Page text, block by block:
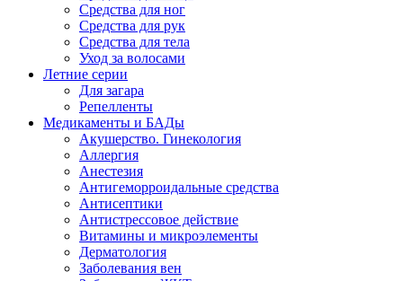
Средства для ног
Средства для рук
Средства для тела
Уход за волосами
Летние серии
Для загара
Репелленты
Медикаменты и БАДы
Акушерство. Гинекология
Аллергия
Анестезия
Антигеморроидальные средства
Антисептики
Антистрессовое действие
Витамины и микроэлементы
Дерматология
Заболевания вен